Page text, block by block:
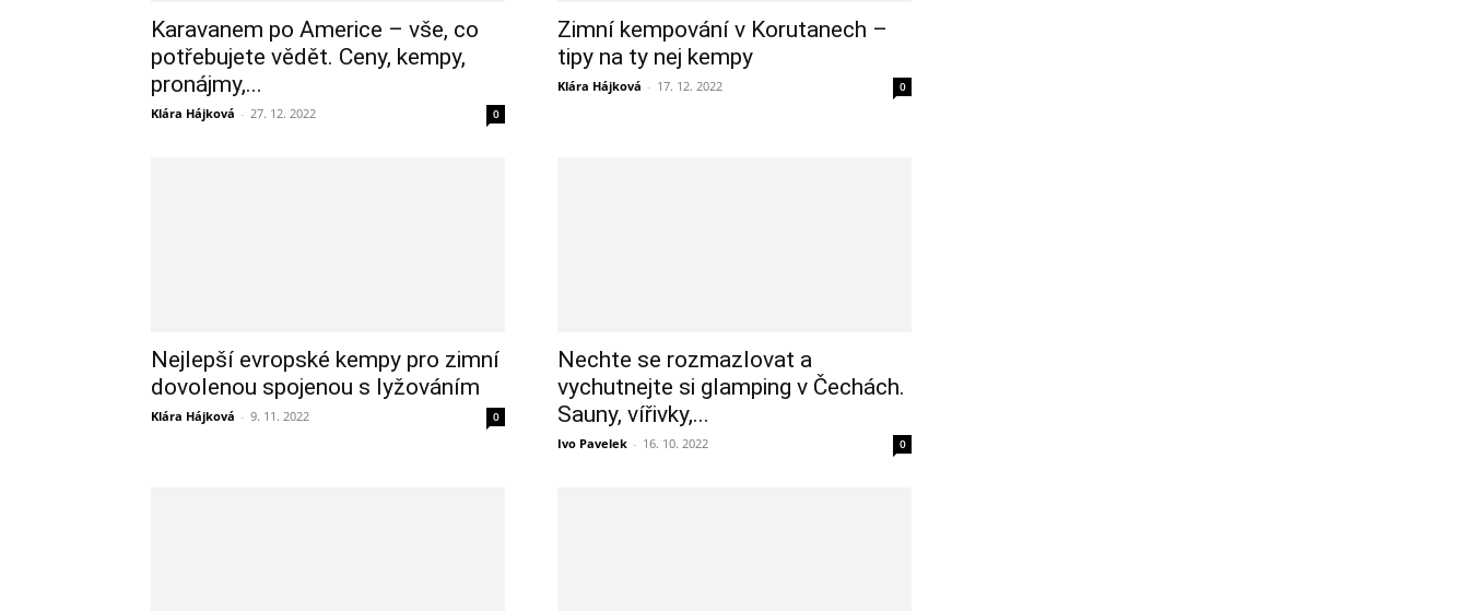
Karavanem po Americe – vše, co
potřebujete vědět. Ceny, kempy,
pronájmy,...
Klára Hájková - 27. 12. 2022 0
Zimní kempování v Korutanech –
tipy na ty nej kempy
Klára Hájková - 17. 12. 2022 0
Nejlepší evropské kempy pro zimní
dovolenou spojenou s lyžováním
Klára Hájková - 9. 11. 2022 0
Nechte se rozmazlovat a
vychutnejte si glamping v Čechách.
Sauny, vířivky,...
Ivo Pavelek - 16. 10. 2022 0